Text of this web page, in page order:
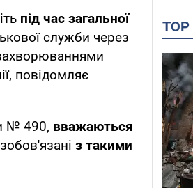
під час загальної
служби через
повідомляє
№ 490, вважаються
з такими